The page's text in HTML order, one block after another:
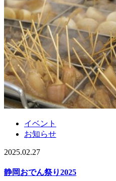
イベント
お知らせ
2025.02.27
静岡おでん祭り2025